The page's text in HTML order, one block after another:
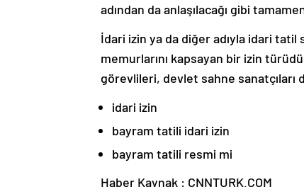
adından da anlaşılacağı gibi
İdari izin ya da diğer adıyla idari tatil
memurlarını kapsayan bir izin
görevlileri, devlet sahne sanatçıları
idari izin
bayram tatili idari izin
bayram tatili resmi mi
Haber Kaynak : CNNTURK.COM